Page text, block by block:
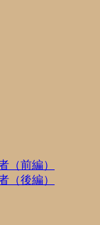
（前編）
（後編）